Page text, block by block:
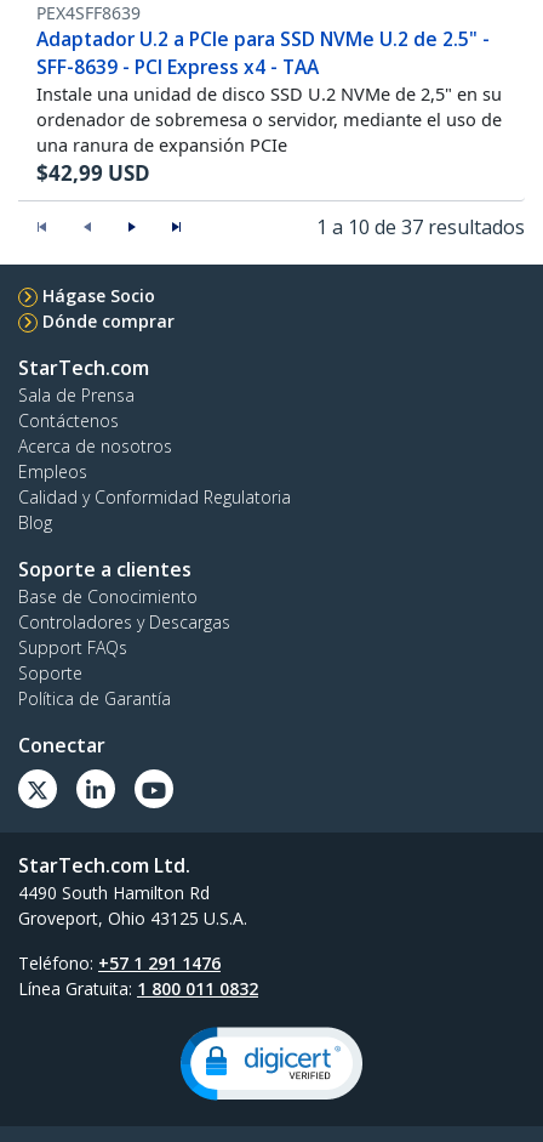
PEX4SFF8639
Adaptador U.2 a PCIe para SSD NVMe U.2 de 2.5" -
SFF-8639 - PCI Express x4 - TAA
Instale una unidad de disco SSD U.2 NVMe de 2,5" en su
ordenador de sobremesa o servidor, mediante el uso de
una ranura de expansión PCIe
$42,99 USD
1 a 10 de 37 resultados
Hágase Socio
Dónde comprar
StarTech.com
Sala de Prensa
Contáctenos
Acerca de nosotros
Empleos
Calidad y Conformidad Regulatoria
Blog
Soporte a clientes
Base de Conocimiento
Controladores y Descargas
Support FAQs
Soporte
Política de Garantía
Conectar
StarTech.com Ltd.
4490 South Hamilton Rd
Groveport, Ohio 43125 U.S.A.
Teléfono: +57 1 291 1476
Línea Gratuita: 1 800 011 0832